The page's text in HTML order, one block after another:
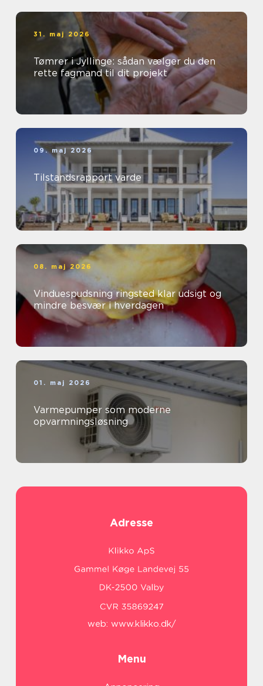
31. maj 2026
Tømrer i Jyllinge: sådan vælger du den
rette fagmand til dit projekt
09. maj 2026
Tilstandsrapport varde
08. maj 2026
Vinduespudsning ringsted klar udsigt og
mindre besvær i hverdagen
01. maj 2026
Varmepumper som moderne
opvarmningsløsning
Adresse
web: www.klikko.dk/
Menu